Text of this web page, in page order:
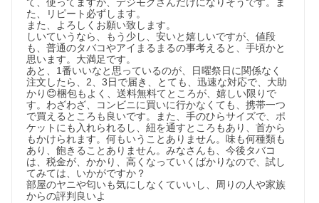
て、使ってますが、デジモクさんだけになりそうです。ま
た、リピート必ずします。
また、よろしくお願い致します。
しいていうなら、もう少し、安いと嬉しいですが、値段
も、普通のタバコやアイまるまるの事考えると、手頃かと
思います。大満足です。
あと、1番いいなと思っているのが、日曜祭日に関係なく
注文したら、2、3日で届き、とても、迅速な対応で、大助
かり😊梱包もよく、送料無料てところが、嬉しい限りで
す。わざわざ、コンビニに買いに行かなくても、携帯一つ
で買えるところも良いです。また、手のひらサイズで、ポ
ケットにも入れられるし、紐を通すところもあり、首から
もかけられます。何もいうことありません。味も何種類も
あり、飽きることありません。みなさんも、今後タバコ
は、税金が、かかり、高くなっていくばかりなので、試し
てみては、いかがですか？
部屋のヤニや匂いも気にしなくていいし、周りの人や家族
からの評判良いよ